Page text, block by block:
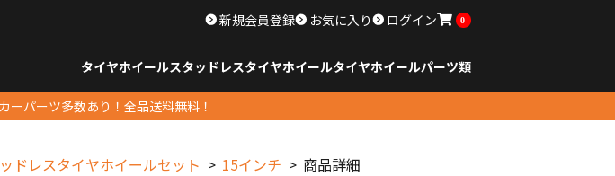
新規会員登録 お気に入り ログイン 0
タイヤホイールスタッドレスタイヤホイールタイヤホイールパーツ類
ーパーツ多数あり！全品送料無料！
ドレスタイヤホイールセット 15インチ 商品詳細